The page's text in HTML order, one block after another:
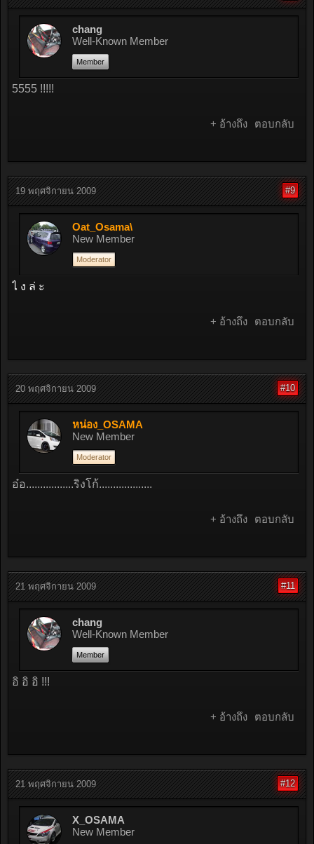
chang
Well-Known Member
Member
5555 !!!!!
+ อ้างถึง ตอบกลับ
19 พฤศจิกายน 2009 #9
Oat_Osama\
New Member
Moderator
ไ ง ล่ ะ
+ อ้างถึง ตอบกลับ
20 พฤศจิกายน 2009 #10
หน่อง_OSAMA
New Member
Moderator
อ๋อ.................ริงโก้...................
+ อ้างถึง ตอบกลับ
21 พฤศจิกายน 2009 #11
chang
Well-Known Member
Member
อิ อิ อิ !!!
+ อ้างถึง ตอบกลับ
21 พฤศจิกายน 2009 #12
X_OSAMA
New Member